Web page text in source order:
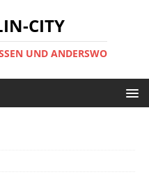
CITY
UND ANDERSWO